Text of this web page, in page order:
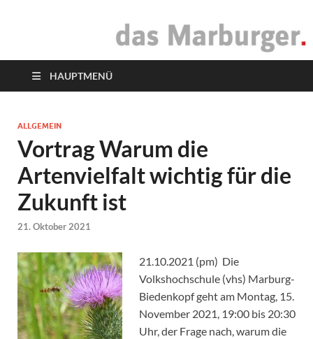
das Marburger.
HAUPTMENÜ
ALLGEMEIN
Vortrag Warum die
Artenvielfalt wichtig für die
Zukunft ist
21. Oktober 2021
21.10.2021 (pm) Die
Volkshochschule (vhs) Marburg-
Biedenkopf geht am Montag, 15.
November 2021, 19:00 bis 20:30
Uhr, der Frage nach, warum die